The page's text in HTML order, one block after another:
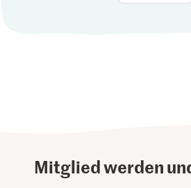
Mitglied werden